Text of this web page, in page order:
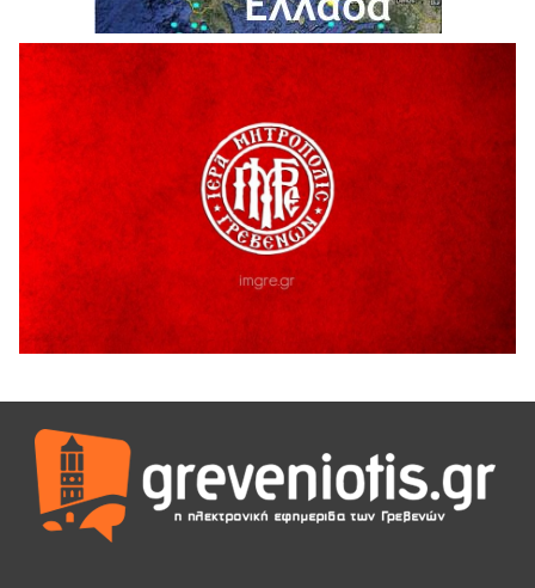
Θερινό Σινεμά στο πλαίσιο του «Πολιτιστικού
Καλοκαιριού 2026» με την βραβευμένη ταινία «Μικρές
Ανάσες».
5 Αυγούστου 2026
Γρεβενά: Συνελήφθη 18χρονος αλλοδαπός, για κλοπή
εξοπλισμού γυμναστηρίου
ΑΗ ΛΑΟΣ | 5 Αυγούστου | Υπαίθριο Θέατρο “Καστράκι”,
41η Γιορτή Κρασιού στο Τρίκωμο – «Γιορτή Παράδοσης»
5 Αυγούστου 2026
ΕΥΧΑΡΙΣΤΙΕΣ Φυσιολατρικού Συλλόγου Γρεβενών
4 Αυγούστου 2026
Έκτακτη χρηματοδότηση 400.000€ για επιπλέον εργασίες